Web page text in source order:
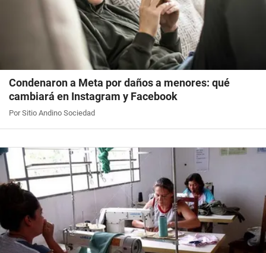
Condenaron a Meta por daños a menores: qué
cambiará en Instagram y Facebook
Por Sitio Andino Sociedad